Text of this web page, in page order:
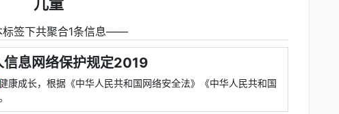
签下共聚合1条信息――
信息网络保护规定2019
康成长，根据《中华人民共和国网络安全法》《中华人民共和国